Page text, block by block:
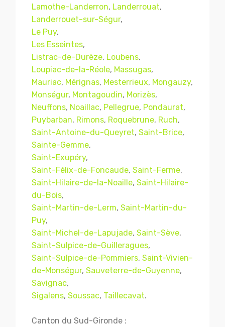
Lamothe-Landerron, Landerrouat,
Landerrouet-sur-Ségur,
Le Puy,
Les Esseintes,
Listrac-de-Durèze, Loubens,
Loupiac-de-la-Réole, Massugas,
Mauriac, Mérignas, Mesterrieux, Mongauzy,
Monségur, Montagoudin, Morizès,
Neuffons, Noaillac, Pellegrue, Pondaurat,
Puybarban, Rimons, Roquebrune, Ruch,
Saint-Antoine-du-Queyret, Saint-Brice,
Sainte-Gemme,
Saint-Exupéry,
Saint-Félix-de-Foncaude, Saint-Ferme,
Saint-Hilaire-de-la-Noaille, Saint-Hilaire-
du-Bois,
Saint-Martin-de-Lerm, Saint-Martin-du-
Puy,
Saint-Michel-de-Lapujade, Saint-Sève,
Saint-Sulpice-de-Guilleragues,
Saint-Sulpice-de-Pommiers, Saint-Vivien-
de-Monségur, Sauveterre-de-Guyenne,
Savignac,
Sigalens, Soussac, Taillecavat.
Canton du Sud-Gironde :